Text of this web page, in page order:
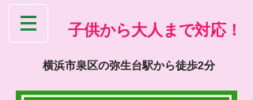
​子供から大人まで対応！
横浜市泉区の弥生台駅から徒歩2分